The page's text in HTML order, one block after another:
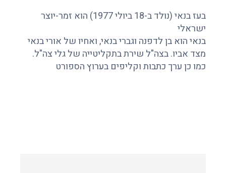
בעז בנאי (נולד ב-18 ביולי 1977) הוא זמר-יוצר
ישראלי
בנאי הוא בן לדפנה וגברי בנאי, ואחיו של אורי בנאי
מצד אביו. בצה"ל שירת בתקליטייה של גלי צה"ל.
כמו כן ערך כתבות וקליפים בערוץ הספורט